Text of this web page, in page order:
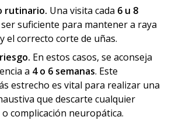
rutinario. Una visita cada 6 u 8
suficiente para mantener a raya
el correcto corte de uñas.
En estos casos, se aconseja
a 4 o 6 semanas. Este
estrecho es vital para realizar una
que descarte cualquier
complicación neuropática.